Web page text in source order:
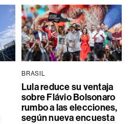
BRASIL
Lula reduce su ventaja
sobre Flávio Bolsonaro
rumbo a las elecciones,
según nueva encuesta